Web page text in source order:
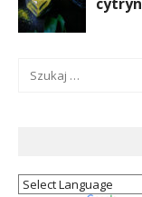
Szukaj: